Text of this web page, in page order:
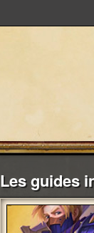
Les guides